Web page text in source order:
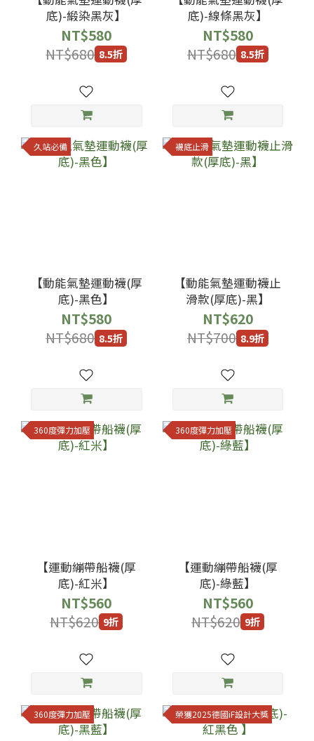
底)-緞染黑灰】
NT$580
NT$680 8.5折
底)-線條黑灰】
NT$580
NT$680 8.5折
久站必備
【動能氣墊運動襪(厚
底)-黑色】
NT$580
NT$680 8.5折
襪底止滑
【動能氣墊運動襪止
滑款(厚底)-黑】
NT$620
NT$700 8.9折
360度彈力加壓
【運動繃帶船襪(厚
底)-紅米】
NT$560
NT$620 9折
360度彈力加壓
【運動繃帶船襪(厚
底)-綠藍】
NT$560
NT$620 9折
360度彈力加壓 榮獲2025德國iF設計大獎